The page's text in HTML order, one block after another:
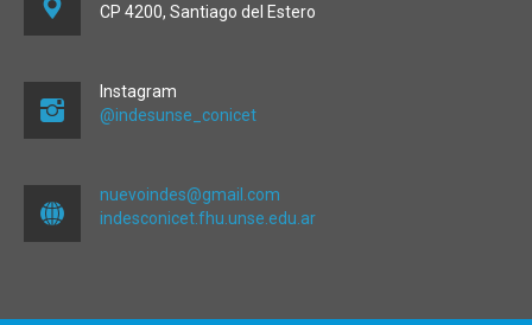
CP 4200, Santiago del Estero
Instagram
@indesunse_conicet
nuevoindes@gmail.com
indesconicet.fhu.unse.edu.ar